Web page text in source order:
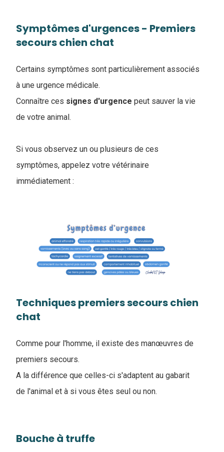
Symptômes d'urgences - Premiers
secours chien chat
Certains symptômes sont particulièrement associés
à une urgence médicale.
Connaître ces signes d'urgence peut sauver la vie
de votre animal.
Si vous observez un ou plusieurs de ces
symptômes, appelez votre vétérinaire
immédiatement :
Techniques premiers secours chien
chat
Comme pour l'homme, il existe des manœuvres de
premiers secours.
A la différence que celles-ci s'adaptent au gabarit
de l'animal et à si vous êtes seul ou non.
Bouche à truffe